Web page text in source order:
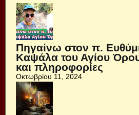
Πηγαίνω στον π.
Καψάλα του Αγίου
και πληροφορίες
Οκτωβρίου 11, 2024